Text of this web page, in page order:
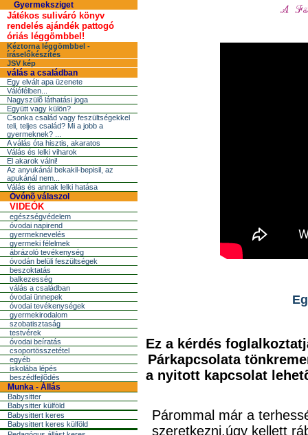
Gyermeksziget
Játékos suliváró könyv
rendelés ajándék pattogó
óriás léggömbbel!
Kéztorna léggömbbel -
íráselőkészítés
JSV kép
válás a családban
Egy elvált apa üzenete
Válófélben...
Nagyszülõ láthatási joga
Együtt vagy külön?
Csonka család vagy feszültségekkel
teli, teljes család? Mi a jobb a
gyermeknek? ...
A válás óta hisztis, akaratos
Válás és lelki viharok
El akarok válni!
Az anyukánál bekakil-bepisil, az
apukánál nem...
Válás és annak lelki hatása
Óvónõ válaszol
VIDEÓK
egészségvédelem
óvodai napirend
gyermeknevelés
gyermeki félelmek
ábrázoló tevékenység
óvodán belüli feszültségek
beszoktatás
balkezesség
válás a családban
óvodai ünnepek
óvodai tevékenységek
gyermekirodalom
szobatisztaság
testvérek
óvodai beíratás
csoportösszetétel
egyéb
iskolába lépés
beszédfejlõdés
Munka - Állás
Babysitter
Babysitter külföld
Babysittert keres
Babysittert keres külföld
Ez a kérdés
Párkapcsolata
a nyitott kapcsolat
Párommal már a
szeretkezni,úgy kellett